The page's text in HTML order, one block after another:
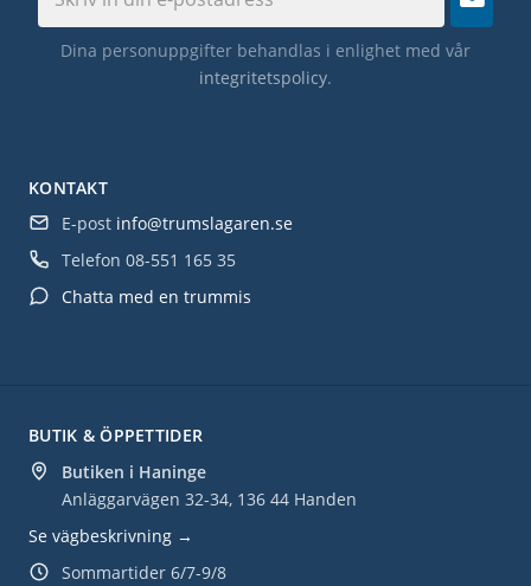
BUTIK & ÖPPETTIDER
Butiken i Haninge
Anläggarvägen 32-34, 136 44 Handen
Se vägbeskrivning →
Sommartider 6/7-9/8
KONTAKT
E-post info@trumslagaren.se
Telefon 08-551 165 35
Chatta med en trummis
Dina personuppgifter behandlas i enlighet med vår
integritetspolicy.